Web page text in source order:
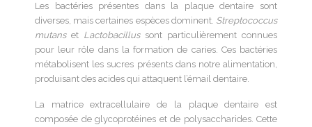
Les bactéries présentes dans la plaque dentaire sont
diverses, mais certaines espèces dominent. Streptococcus
mutans et Lactobacillus sont particulièrement connues
pour leur rôle dans la formation de caries. Ces bactéries
métabolisent les sucres présents dans notre alimentation,
produisant des acides qui attaquent l’émail dentaire.
La matrice extracellulaire de la plaque dentaire est
composée de glycoprotéines et de polysaccharides. Cette